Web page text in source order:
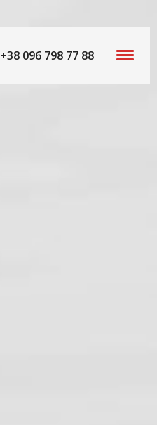
+38 096 798 77 88